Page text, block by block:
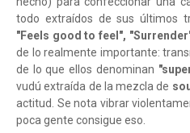
todo extraídos de sus últimos
"Feels good to feel",
de lo realmente importante:
de lo que ellos denominan
vudú extraída de la mezcla de
actitud. Se nota vibrar
poca gente consigue eso.